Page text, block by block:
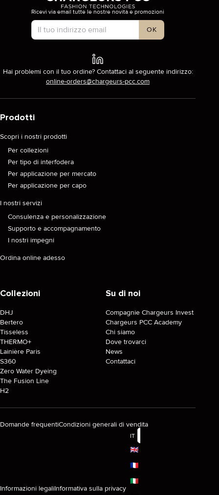
Tipo di account
Ricevi via email tutte le nostre novità e promozioni
OK
Hai problemi con il tuo ordine? Contattaci al seguente indirizzo:
online-orders@chargeurs-pcc.com
Prodotti
Scopri i nostri prodotti
Per collezioni
Per tipo di interfodera
Per applicazione per mercato
Per applicazione per capo
I nostri servizi
Consulenza e personalizzazione
Supporto e accompagnamento
I nostri impegni
Ordina online adesso
Collezioni
DHJ
Bertero
Tisseless
THERMO+
Lainière Paris
S360
Zero Water Dyeing
The Fusion Line
H2
Su di noi
Compagnie Chargeurs Invest
Chargeurs PCC Academy
Chi siamo
Dove trovarci
News
Contattaci
Domande frequentiCondizioni generali di vendita
Informazioni legaliInformativa sulla privacy
IT
🇬🇧
🇫🇷
🇮🇹